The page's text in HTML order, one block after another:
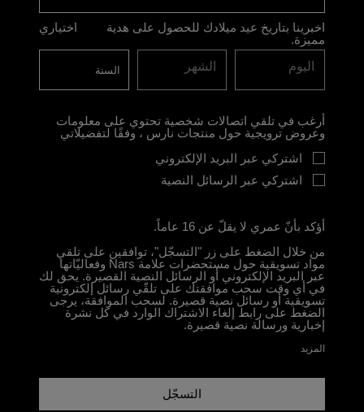
اخبرينا بتاريخ عيد ميلادك للحصول على هدية
مميزة.
اختياري
اليوم الشهر
أرغب في تلقي اتصالات شخصية تحتوي على معلومات
وعروض ترويجية حول منتجات نارس ، وفقًا لتفضيلاتي
اشتركي عبر البريد الإلكتروني
اشتركي عبر الرسائل النصية
أؤكد بأنّ عمري لا يقلّ عن 16 عاماً.
من خلال الضغط على زر "التسجّل"، توافقين على تلقي
مواد تسويقية حول مستحضرات علامة Nars وفعاليّاتها
عبر البريد الإلكتروني أو الرسائل النصية القصيرة. يحق لك
في أي وقت سحب موافقتك على تلقّي رسائل إلكترونية
تسويقية أو رسائل نصية قصيرة. لسحب الموافقة، يرجى
الضغط على رابط إلغاء الاشتراك الوارد في كل نشرة
إخبارية ورسالة نصية قصيرة.
المزيد
التسجّل